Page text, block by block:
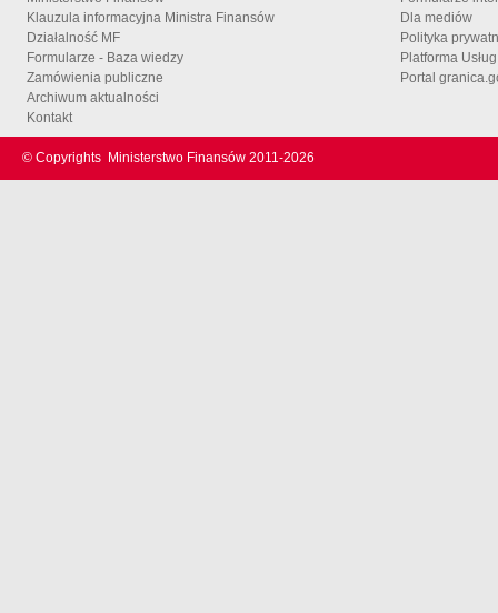
Klauzula informacyjna Ministra Finansów
Działalność MF
Formularze - Baza wiedzy
Zamówienia publiczne
Archiwum aktualności
Kontakt
Dla mediów
Polityka
Platforma
Portal
© Copyrights Ministerstwo Finansów 2011-2026